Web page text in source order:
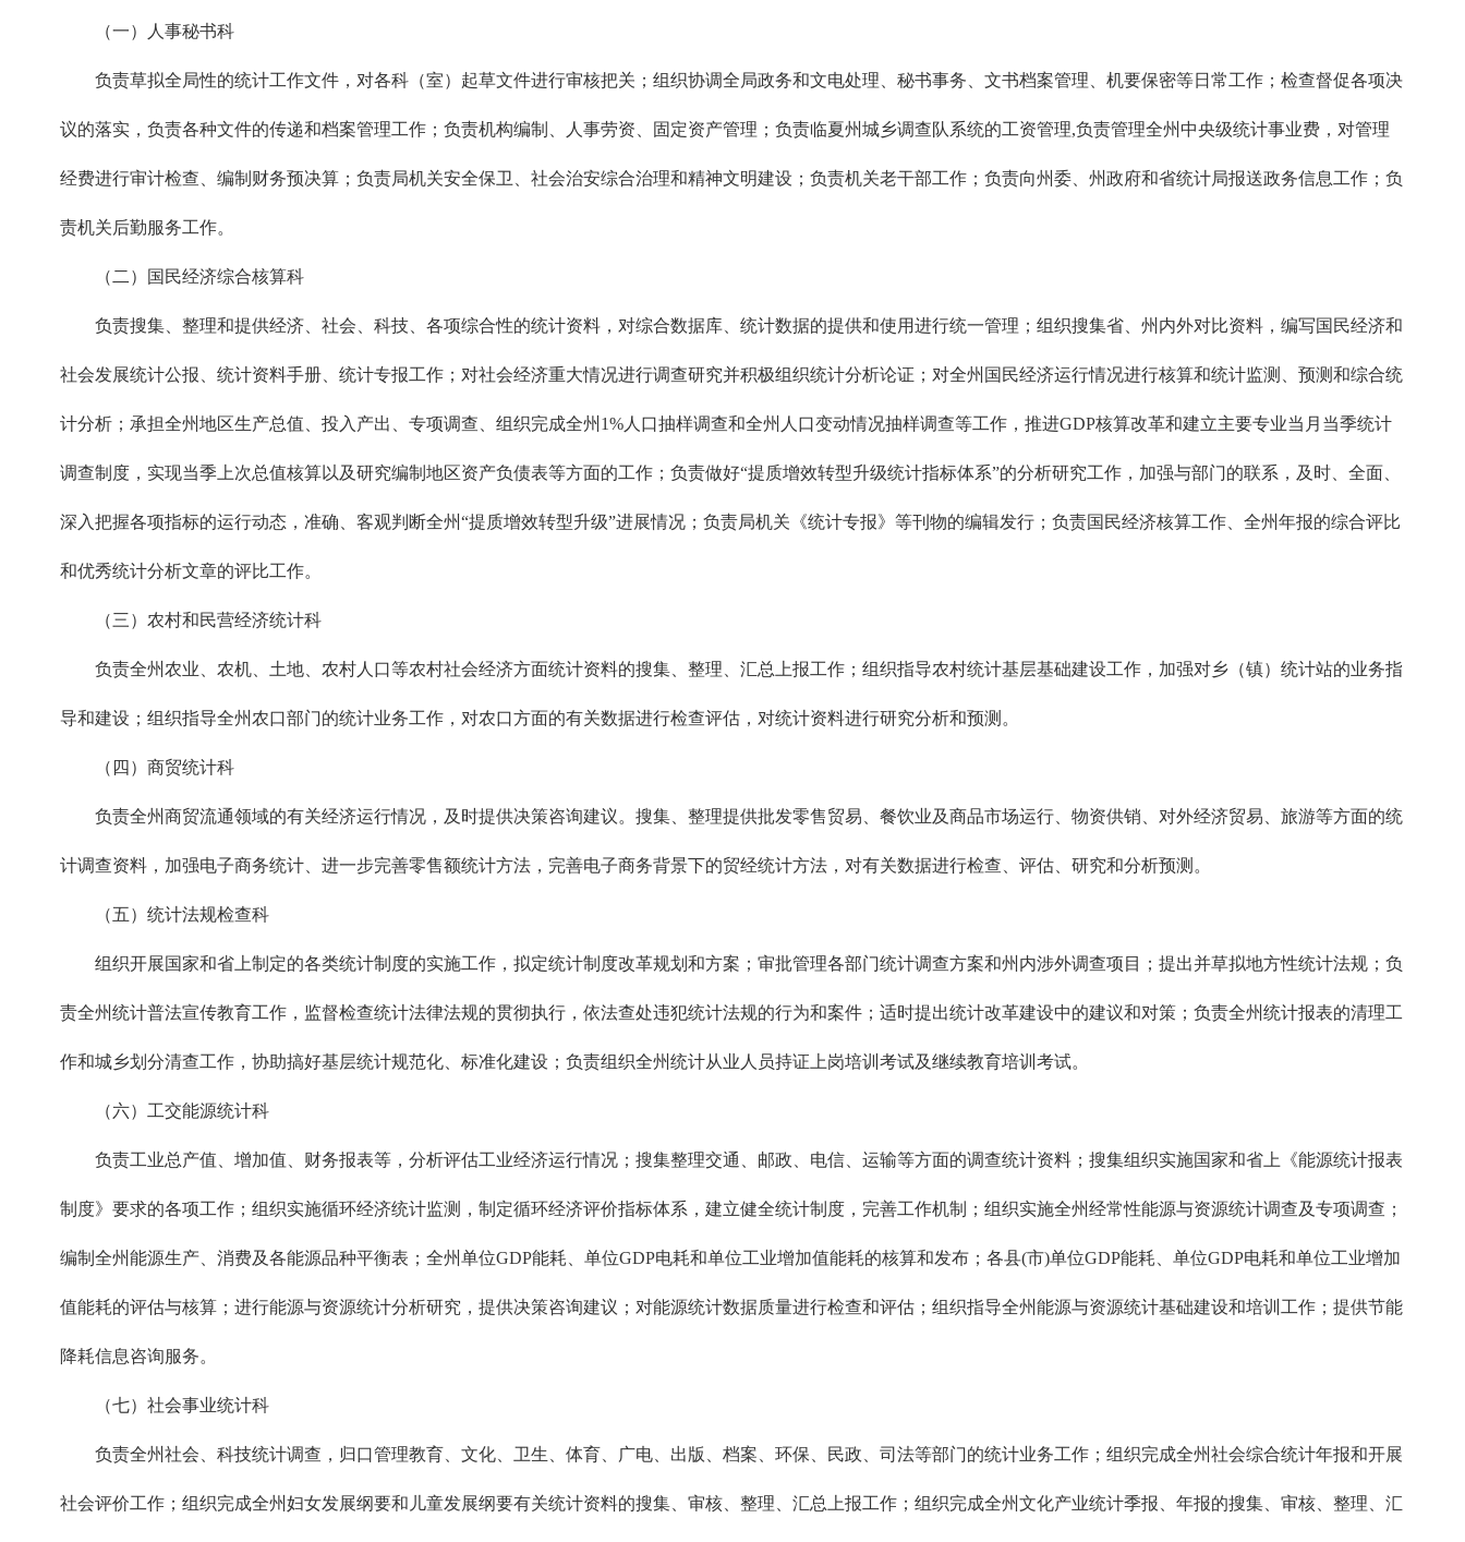
（一）人事秘书科
负责草拟全局性的统计工作文件，对各科（室）起草文件进行审核把关；组织协调全局政务和文电处理、秘书事务、文书档案管理、机要保密等日常工作；检查督促各项决
议的落实，负责各种文件的传递和档案管理工作；负责机构编制、人事劳资、固定资产管理；负责临夏州城乡调查队系统的工资管理,负责管理全州中央级统计事业费，对管理
经费进行审计检查、编制财务预决算；负责局机关安全保卫、社会治安综合治理和精神文明建设；负责机关老干部工作；负责向州委、州政府和省统计局报送政务信息工作；负
责机关后勤服务工作。
（二）国民经济综合核算科
负责搜集、整理和提供经济、社会、科技、各项综合性的统计资料，对综合数据库、统计数据的提供和使用进行统一管理；组织搜集省、州内外对比资料，编写国民经济和
社会发展统计公报、统计资料手册、统计专报工作；对社会经济重大情况进行调查研究并积极组织统计分析论证；对全州国民经济运行情况进行核算和统计监测、预测和综合统
计分析；承担全州地区生产总值、投入产出、专项调查、组织完成全州1%人口抽样调查和全州人口变动情况抽样调查等工作，推进GDP核算改革和建立主要专业当月当季统计
调查制度，实现当季上次总值核算以及研究编制地区资产负债表等方面的工作；负责做好“提质增效转型升级统计指标体系”的分析研究工作，加强与部门的联系，及时、全面、
深入把握各项指标的运行动态，准确、客观判断全州“提质增效转型升级”进展情况；负责局机关《统计专报》等刊物的编辑发行；负责国民经济核算工作、全州年报的综合评比
和优秀统计分析文章的评比工作。
（三）农村和民营经济统计科
负责全州农业、农机、土地、农村人口等农村社会经济方面统计资料的搜集、整理、汇总上报工作；组织指导农村统计基层基础建设工作，加强对乡（镇）统计站的业务指
导和建设；组织指导全州农口部门的统计业务工作，对农口方面的有关数据进行检查评估，对统计资料进行研究分析和预测。
（四）商贸统计科
负责全州商贸流通领域的有关经济运行情况，及时提供决策咨询建议。搜集、整理提供批发零售贸易、餐饮业及商品市场运行、物资供销、对外经济贸易、旅游等方面的统
计调查资料，加强电子商务统计、进一步完善零售额统计方法，完善电子商务背景下的贸经统计方法，对有关数据进行检查、评估、研究和分析预测。
（五）统计法规检查科
组织开展国家和省上制定的各类统计制度的实施工作，拟定统计制度改革规划和方案；审批管理各部门统计调查方案和州内涉外调查项目；提出并草拟地方性统计法规；负
责全州统计普法宣传教育工作，监督检查统计法律法规的贯彻执行，依法查处违犯统计法规的行为和案件；适时提出统计改革建设中的建议和对策；负责全州统计报表的清理工
作和城乡划分清查工作，协助搞好基层统计规范化、标准化建设；负责组织全州统计从业人员持证上岗培训考试及继续教育培训考试。
（六）工交能源统计科
负责工业总产值、增加值、财务报表等，分析评估工业经济运行情况；搜集整理交通、邮政、电信、运输等方面的调查统计资料；搜集组织实施国家和省上《能源统计报表
制度》要求的各项工作；组织实施循环经济统计监测，制定循环经济评价指标体系，建立健全统计制度，完善工作机制；组织实施全州经常性能源与资源统计调查及专项调查；
编制全州能源生产、消费及各能源品种平衡表；全州单位GDP能耗、单位GDP电耗和单位工业增加值能耗的核算和发布；各县(市)单位GDP能耗、单位GDP电耗和单位工业增加
值能耗的评估与核算；进行能源与资源统计分析研究，提供决策咨询建议；对能源统计数据质量进行检查和评估；组织指导全州能源与资源统计基础建设和培训工作；提供节能
降耗信息咨询服务。
（七）社会事业统计科
负责全州社会、科技统计调查，归口管理教育、文化、卫生、体育、广电、出版、档案、环保、民政、司法等部门的统计业务工作；组织完成全州社会综合统计年报和开展
社会评价工作；组织完成全州妇女发展纲要和儿童发展纲要有关统计资料的搜集、审核、整理、汇总上报工作；组织完成全州文化产业统计季报、年报的搜集、审核、整理、汇